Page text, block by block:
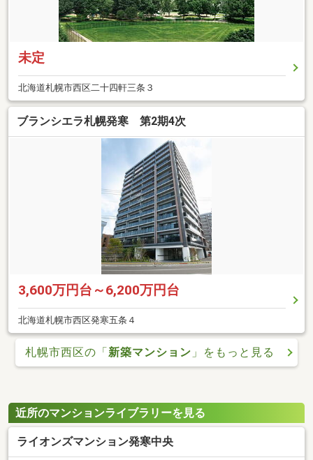
未定
北海道札幌市西区二十四軒三条３
ブランシエラ札幌発寒 第2期4次
3,600万円台～6,200万円台
北海道札幌市西区発寒五条４
札幌市西区の「 新築マンション 」をもっと見る
近所のマンションライブラリーを見る
ライオンズマンション発寒中央